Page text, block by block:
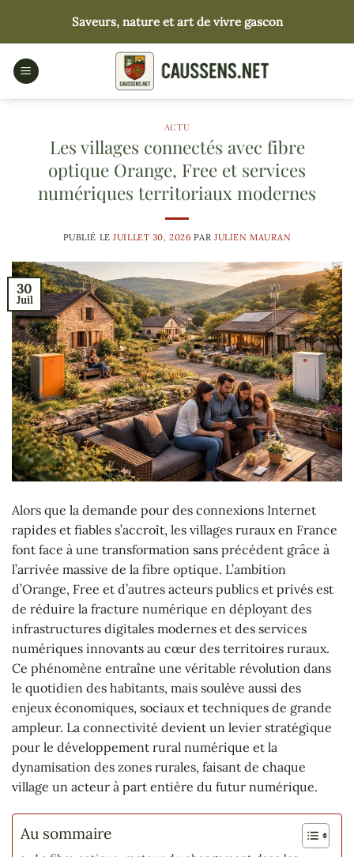
contenu
Saveurs, nature et art de vivre gascon
ACTU
Les villages connectés avec fibre
optique Orange, Free et services
numériques territoriaux modernes
PUBLIÉ LE JUILLET 30, 2026 PAR JULIEN MAURAN
30
Juil
Alors que la demande pour des connexions Internet
rapides et fiables s’accroît, les villages ruraux en France
font face à une transformation sans précédent grâce à
l’arrivée massive de la fibre optique. L’ambition
d’Orange, Free et d’autres acteurs publics et privés est
de réduire la fracture numérique en déployant des
infrastructures digitales modernes et des services
numériques innovants au cœur des territoires ruraux.
Ce phénomène entraîne une véritable révolution dans
le quotidien des habitants, mais soulève aussi des
enjeux économiques, sociaux et techniques de grande
ampleur. La connectivité devient un levier stratégique
pour le développement rural numérique et la
dynamisation des zones rurales, faisant de chaque
village un acteur à part entière du futur numérique.
Au sommaire